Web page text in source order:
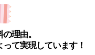
理由。
て実現しています！